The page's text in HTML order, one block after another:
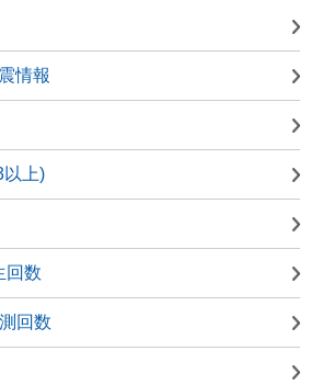
情報
以上)
回数
回数